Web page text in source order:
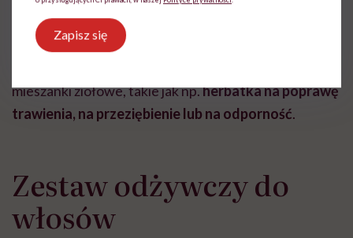
stan włosów i paznokci,
łagodzi stany skurczowe jelit, zaś
mieszanki ziołowe, takie jak np.herbatka na poprawę
trawienia, na przeziębienie lub na odporność.
Zestaw odżywczy do
włosów
Zapisz się